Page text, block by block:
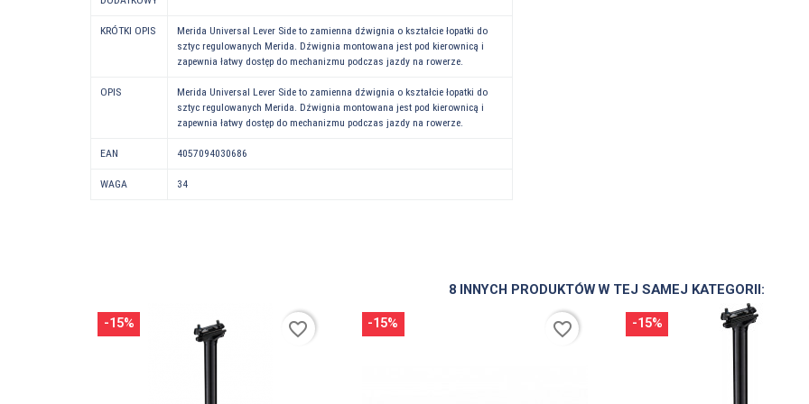
KRÓTKI OPIS
Merida Universal Lever Side to zamienna dźwignia o kształcie łopatki do
sztyc regulowanych Merida. Dźwignia montowana jest pod kierownicą i
zapewnia łatwy dostęp do mechanizmu podczas jazdy na rowerze.
OPIS
Merida Universal Lever Side to zamienna dźwignia o kształcie łopatki do
sztyc regulowanych Merida. Dźwignia montowana jest pod kierownicą i
zapewnia łatwy dostęp do mechanizmu podczas jazdy na rowerze.
EAN 4057094030686
WAGA 34
8 INNYCH PRODUKTÓW W TEJ SAMEJ KATEGORII:
-15% favorite_border -15% favorite_border -15%